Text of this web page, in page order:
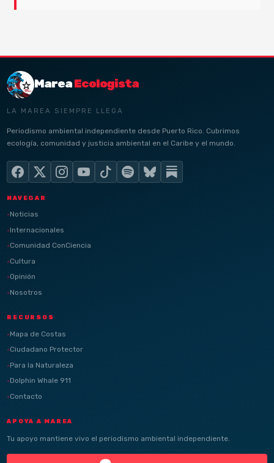
MareaEcologista
LA MAREA SIEMPRE LLEGA
Periodismo ambiental independiente desde Puerto Rico. Cubrimos
ecología, comunidad y justicia ambiental en el Caribe y el mundo.
NAVEGAR
Noticias
Internacionales
Comunidad ConCiencia
Cultura
Opinión
Nosotros
RECURSOS
Mapa de Costas
Ciudadano Protector
Para la Naturaleza
Dolphin Whale 911
Contacto
APOYA A MAREA
Tu apoyo mantiene vivo el periodismo ambiental independiente.